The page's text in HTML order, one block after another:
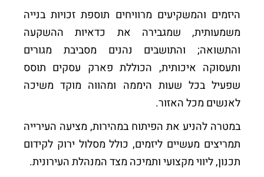
היזמים והמשקיעים מרוויחים תוספת זכויות בנייה
משמעותית, שמגבירה את כדאיות ההשקעה
והתשואה; והתושבים נהנים מסביבת מגורים
ותעסוקה איכותית, הכוללת פארק עסקים תוסס
שפעיל בכל שעות היממה ומהווה מוקד משיכה
לאנשים מכל האזור.
במטרה להניע את הפיתוח במהירות, מציעה העירייה
תמריצים מעשיים ליזמים, כולל מסלול ירוק לקידום
תכנון, ליווי מקצועי ותמיכה מצד המנהלת העירונית.